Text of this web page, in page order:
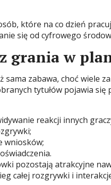
które na co dzień
się od cyfrowego
grania w
zabawa, choć wiele
tytułów pojawia
reakcji innych
wniosków;
pozostają atrakcyjne
całej rozgrywki i